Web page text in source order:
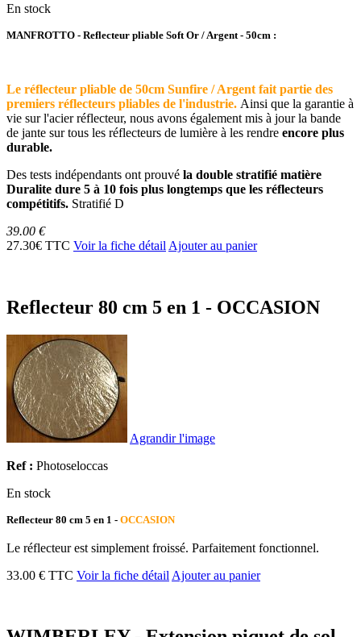
En stock
MANFROTTO - Reflecteur pliable Soft Or / Argent - 50cm :
Le réflecteur pliable de 50cm Sunfire / Argent fait partie des
premiers réflecteurs pliables de l'industrie. Ainsi que la garantie à
vie sur l'acier réflecteur, nous avons également mis à jour la bande
de jante sur tous les réflecteurs de lumière à les rendre encore plus
durable.
Des tests indépendants ont prouvé la double stratifié matière
Duralite dure 5 à 10 fois plus longtemps que les réflecteurs
compétitifs. Stratifié D
39.00 €
27.30€ TTC Voir la fiche détail Ajouter au panier
Reflecteur 80 cm 5 en 1 - OCCASION
Agrandir l'image
Ref : Photoseloccas
En stock
Reflecteur 80 cm 5 en 1 - OCCASION
Le réflecteur est simplement froissé. Parfaitement fonctionnel.
33.00 € TTC Voir la fiche détail Ajouter au panier